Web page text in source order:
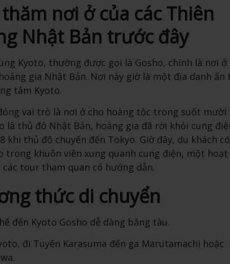
nơi ở của các Thiên
Nhật Bản trước đây
Kyoto, thường được gọi là Gosho, chính là nơi
gia Nhật Bản. Nơi này giờ là một địa danh ấn
tâm Kyoto.
vai trò là nơi ở cho hoàng tộc trong suốt mười
là thủ đô Nhật Bản, hoàng gia đã rời khỏi cung
khi thủ đô chuyển đến Tokyo. Giờ đây, du khách
trong khuôn viên xung quanh cung điện, một
tour tham quan có hướng dẫn.
thức di chuyển
đến Kyoto Gosho dễ dàng bằng tàu.
đi Tuyến Karasuma đến ga Marutamachi hoặc